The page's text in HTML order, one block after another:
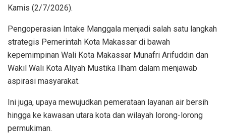
Kamis (2/7/2026).
Pengoperasian Intake Manggala menjadi salah satu langkah
strategis Pemerintah Kota Makassar di bawah
kepemimpinan Wali Kota Makassar Munafri Arifuddin dan
Wakil Wali Kota Aliyah Mustika Ilham dalam menjawab
aspirasi masyarakat.
Ini juga, upaya mewujudkan pemerataan layanan air bersih
hingga ke kawasan utara kota dan wilayah lorong-lorong
permukiman.